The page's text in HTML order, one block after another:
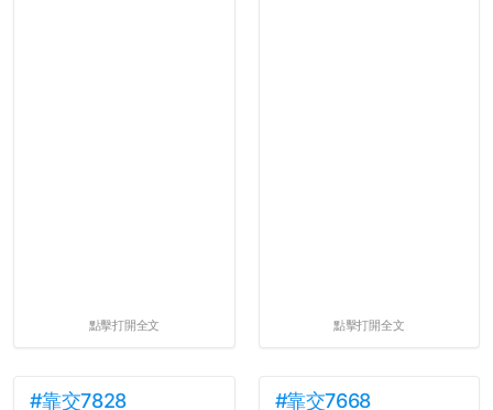
點擊打開全文 點擊打開全文
#靠交7828 #靠交7668